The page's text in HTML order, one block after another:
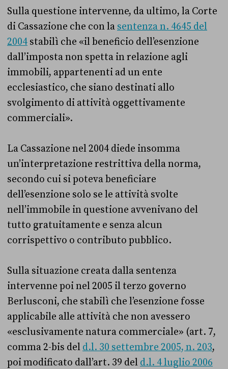
Sulla questione intervenne, da ultimo, la Corte
di Cassazione che con la sentenza n. 4645 del
2004 stabilì che «il beneficio dell’esenzione
dall’imposta non spetta in relazione agli
immobili, appartenenti ad un ente
ecclesiastico, che siano destinati allo
svolgimento di attività oggettivamente
commerciali».
La Cassazione nel 2004 diede insomma
un’interpretazione restrittiva della norma,
secondo cui si poteva beneficiare
dell’esenzione solo se le attività svolte
nell’immobile in questione avvenivano del
tutto gratuitamente e senza alcun
corrispettivo o contributo pubblico.
Sulla situazione creata dalla sentenza
intervenne poi nel 2005 il terzo governo
Berlusconi, che stabilì che l’esenzione fosse
applicabile alle attività che non avessero
«esclusivamente natura commerciale» (art. 7,
comma 2-bis del d.l. 30 settembre 2005, n. 203,
poi modificato dall’art. 39 del d.l. 4 luglio 2006